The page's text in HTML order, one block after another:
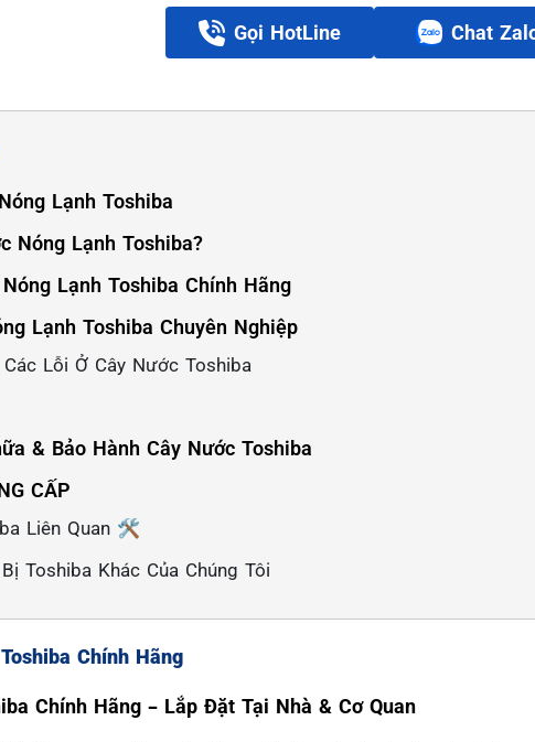
Gọi HotLine Chat
Lạnh Toshiba
Nóng Lạnh Toshiba?
Lạnh Toshiba Chính Hãng
Lạnh Toshiba Chuyên Nghiệp
Lỗi Ở Cây Nước Toshiba
& Bảo Hành Cây Nước Toshiba
CẤP
Liên Quan 🛠️
Toshiba Khác Của Chúng Tôi
Chính Hãng
Chính Hãng – Lắp Đặt Tại Nhà & Cơ Quan